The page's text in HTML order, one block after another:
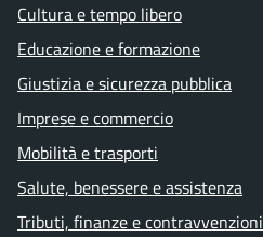
Cultura e tempo libero
Educazione e formazione
Giustizia e sicurezza pubblica
Imprese e commercio
Mobilità e trasporti
Salute, benessere e assistenza
Tributi, finanze e contravvenzioni